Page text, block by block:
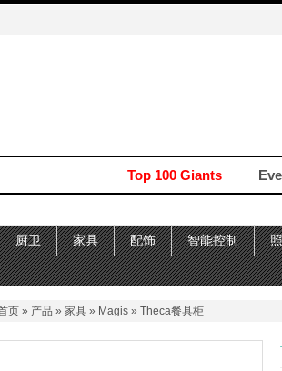
Top 100 Giants
厨卫 家具 配饰 智能控制
页 » 产品 » 家具 » Magis » Theca餐具柜